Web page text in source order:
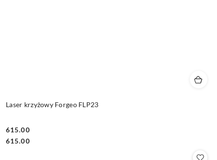
Laser krzyżowy Forgeo FLP23
Cena:
615.00
Cena:
615.00